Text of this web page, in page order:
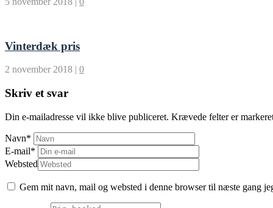
Vinterdæk pris
2 november 2018 | 0
Skriv et svar
Din e-mailadresse vil ikke blive publiceret. Krævede felter er
Navn*
E-mail*
Websted
Gem mit navn, mail og websted i denne browser til næste gang